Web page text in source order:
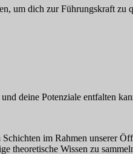
um dich zur Führungskraft
deine Potenziale entfalten
im Rahmen unserer
theoretische Wissen zu